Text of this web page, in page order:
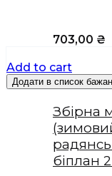
703,00 ₴
Add to cart
Додати в список
Збірна
біплан